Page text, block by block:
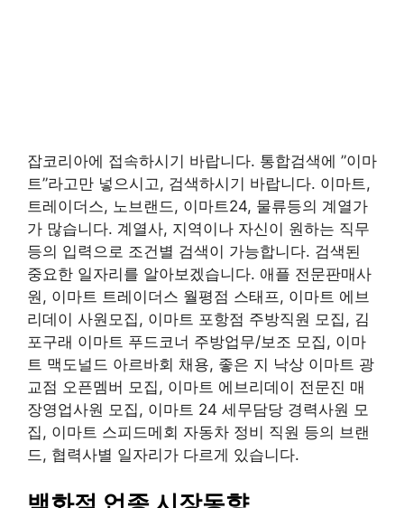
잡코리아에 접속하시기 바랍니다. 통합검색에 ”이마
트”라고만 넣으시고, 검색하시기 바랍니다. 이마트,
트레이더스, 노브랜드, 이마트24, 물류등의 계열가
가 많습니다. 계열사, 지역이나 자신이 원하는 직무
등의 입력으로 조건별 검색이 가능합니다. 검색된
중요한 일자리를 알아보겠습니다. 애플 전문판매사
원, 이마트 트레이더스 월평점 스태프, 이마트 에브
리데이 사원모집, 이마트 포항점 주방직원 모집, 김
포구래 이마트 푸드코너 주방업무/보조 모집, 이마
트 맥도널드 아르바회 채용, 좋은 지 낙상 이마트 광
교점 오픈멤버 모집, 이마트 에브리데이 전문진 매
장영업사원 모집, 이마트 24 세무담당 경력사원 모
집, 이마트 스피드메회 자동차 정비 직원 등의 브랜
드, 협력사별 일자리가 다르게 있습니다.